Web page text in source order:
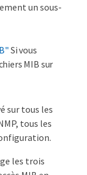
un sous-
Si vous
MIB sur
sur tous les
tous les
les trois